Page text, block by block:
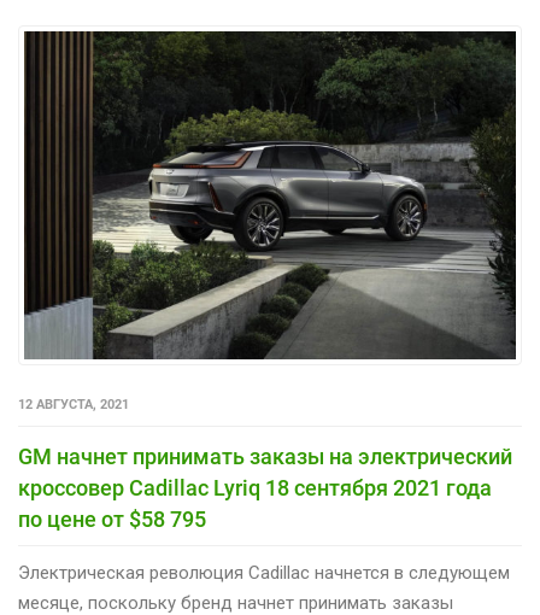
12 АВГУСТА, 2021
GM начнет принимать заказы на электрический
кроссовер Cadillac Lyriq 18 сентября 2021 года
по цене от $58 795
Электрическая революция Cadillac начнется в следующем
месяце, поскольку бренд начнет принимать заказы